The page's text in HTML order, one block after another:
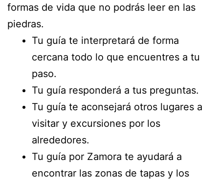
formas de vida que no podrás leer en las
piedras.
Tu guía te interpretará de forma
cercana todo lo que encuentres a tu
paso.
Tu guía responderá a tus preguntas.
Tu guía te aconsejará otros lugares a
visitar y excursiones por los
alrededores.
Tu guía por Zamora te ayudará a
encontrar las zonas de tapas y los